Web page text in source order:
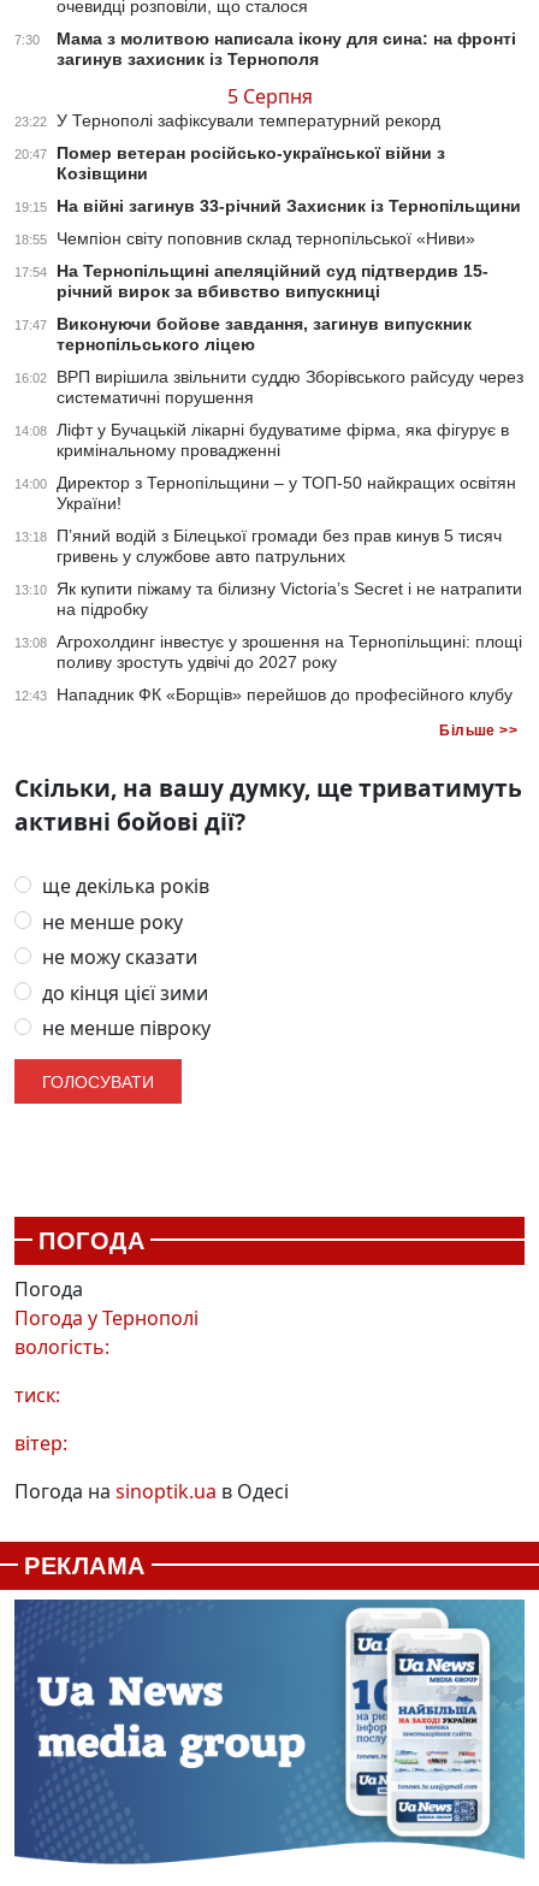
очевидці розповіли, що сталося
7:30
Мама з молитвою написала ікону для сина: на фронті
загинув захисник із Тернополя
5 Серпня
23:22 У Тернополі зафіксували температурний рекорд
20:47
Помер ветеран російсько-української війни з
Козівщини
19:15 На війні загинув 33-річний Захисник із Тернопільщини
18:55 Чемпіон світу поповнив склад тернопільської «Ниви»
17:54
На Тернопільщині апеляційний суд підтвердив 15-
річний вирок за вбивство випускниці
17:47
Виконуючи бойове завдання, загинув випускник
тернопільського ліцею
16:02
ВРП вирішила звільнити суддю Зборівського райсуду через
систематичні порушення
14:08
Ліфт у Бучацькій лікарні будуватиме фірма, яка фігурує в
кримінальному провадженні
14:00
Директор з Тернопільщини – у ТОП-50 найкращих освітян
України!
13:18
П’яний водій з Білецької громади без прав кинув 5 тисяч
гривень у службове авто патрульних
13:10
Як купити піжаму та білизну Victoria’s Secret і не натрапити
на підробку
13:08
Агрохолдинг інвестує у зрошення на Тернопільщині: площі
поливу зростуть удвічі до 2027 року
12:43 Нападник ФК «Борщів» перейшов до професійного клубу
Більше >>
Скільки, на вашу думку, ще триватимуть
активні бойові дії?
ще декілька років
не менше року
не можу сказати
до кінця цієї зими
не менше півроку
ПОГОДА
Погода
Погода уТернополі
вологість:
тиск:
вітер:
Погода на sinoptik.ua в Одесі
РЕКЛАМА